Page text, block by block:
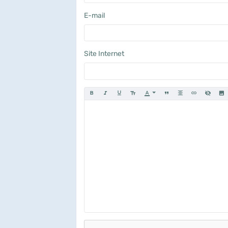
E-mail
Site Internet